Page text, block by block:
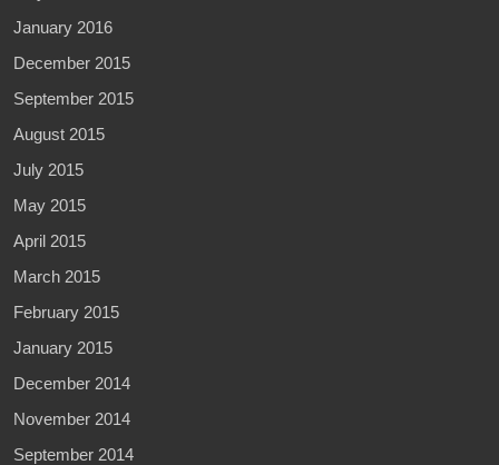
January 2016
December 2015
September 2015
August 2015
July 2015
May 2015
April 2015
March 2015
February 2015
January 2015
December 2014
November 2014
September 2014